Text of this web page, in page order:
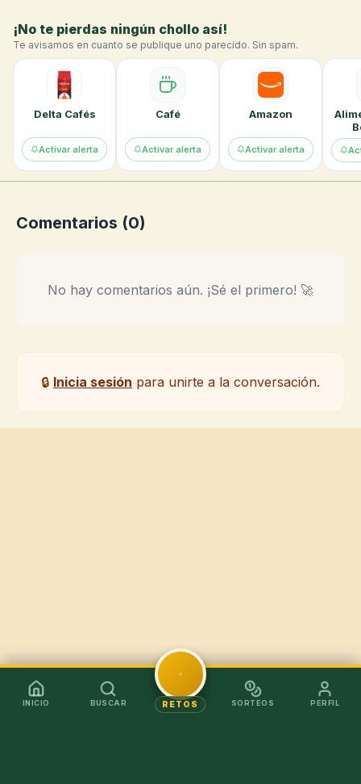
¡No te pierdas ningún chollo así!
Te avisamos en cuanto se publique uno parecido. Sin spam.
Delta Cafés
Activar alerta
Café
Activar alerta
Amazon
Activar alerta
Comentarios (0)
No hay comentarios aún. ¡Sé el primero! 🚀
🔒 Inicia sesión para unirte a la conversación.
INICIO BUSCAR RETOS SORTEOS PERFIL